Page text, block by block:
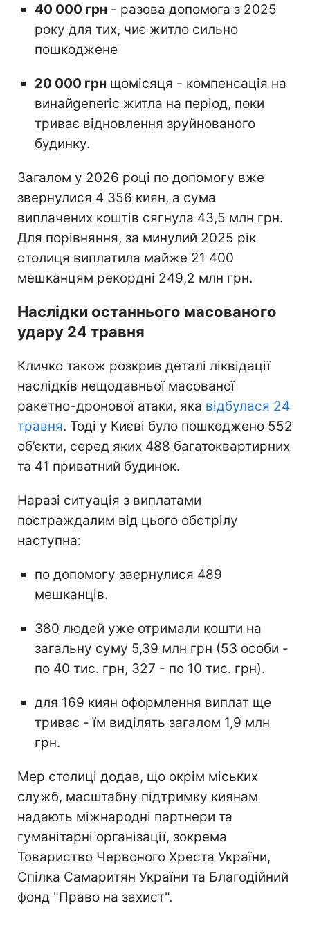
40 000 грн - разова допомога з 2025
року для тих, чиє житло сильно
пошкоджене
20 000 грн щомісяця - компенсація на
винайgeneric житла на період, поки
триває відновлення зруйнованого
будинку.
Загалом у 2026 році по допомогу вже
звернулися 4 356 киян, а сума
виплачених коштів сягнула 43,5 млн грн.
Для порівняння, за минулий 2025 рік
столиця виплатила майже 21 400
мешканцям рекордні 249,2 млн грн.
Наслідки останнього масованого
удару 24 травня
Кличко також розкрив деталі ліквідації
наслідків нещодавньої масованої
ракетно-дронової атаки, яка відбулася 24
травня. Тоді у Києві було пошкоджено 552
об’єкти, серед яких 488 багатоквартирних
та 41 приватний будинок.
Наразі ситуація з виплатами
постраждалим від цього обстрілу
наступна:
по допомогу звернулися 489
мешканців.
380 людей уже отримали кошти на
загальну суму 5,39 млн грн (53 особи -
по 40 тис. грн, 327 - по 10 тис. грн).
для 169 киян оформлення виплат ще
триває - їм виділять загалом 1,9 млн
грн.
Мер столиці додав, що окрім міських
служб, масштабну підтримку киянам
надають міжнародні партнери та
гуманітарні організації, зокрема
Товариство Червоного Хреста України,
Спілка Самаритян України та Благодійний
фонд "Право на захист".